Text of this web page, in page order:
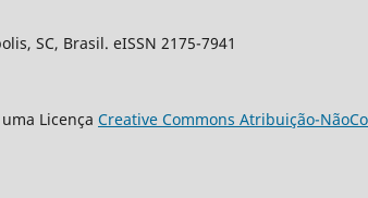
SC, Brasil. eISSN 2175-7941
Licença Creative Commons Atribuição-